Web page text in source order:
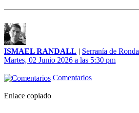
ISMAEL RANDALL | Serranía de Ronda
Martes, 02 Junio 2026 a las 5:30 pm
Comentarios
Enlace copiado